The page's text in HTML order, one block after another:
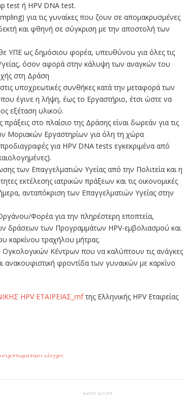
test ή HPV DNA test.
για τις γυναίκες που ζουν σε απομακρυσμένες
και φθηνή σε σύγκριση με την αποστολή των
ΥΠΕ ως δημόσιου φορέα, υπευθύνου για όλες τις
όσον αφορά στην κάλυψη των αναγκών του
στη Δράση
υποχρεωτικές συνθήκες κατά την μεταφορά των
έγινε η λήψη, έως το Εργαστήριο, έτσι ώστε να
εξέταση υλικού.
στο πλαίσιο της Δράσης είναι δωρεάν για τις
Μοριακών Εργαστηρίων για όλη τη χώρα
για HPV DNA tests εγκεκριμένα από
των Επαγγελματιών Υγείας από την Πολιτεία και η
εκτέλεσης ιατρικών πράξεων και τις οικονομικές
ανταπόκριση των Επαγγελματιών Υγείας στην
Φορέα για την πληρέστερη εποπτεία,
δράσεων των Προγραμμάτων HPV-εμβολιασμού και
καρκίνου τραχήλου μήτρας.
Κέντρων που να καλύπτουν τις ανάγκες
ανακουφιστική φροντίδα των γυναικών με καρκίνο
HPV ΕΤΑΙΡΕΙΑΣ_mfτης Ελληνικής HPV Εταιρείας
ελεγχος